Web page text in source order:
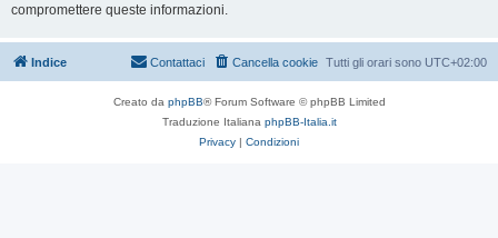
compromettere queste informazioni.
Indice Tutti gli orari sono UTC+02:00
Cancella cookie
Contattaci
Creato da phpBB® Forum Software © phpBB Limited
Traduzione Italiana phpBB-Italia.it
Privacy | Condizioni